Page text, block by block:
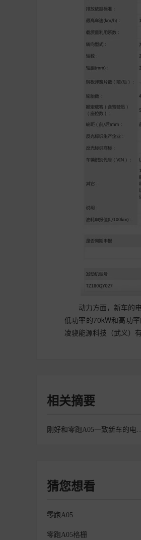
动力方面，新车的
低功率的70kW和高功
凌骁能源科技（武义）
相关摘要
刚好和零跑A05一致
猜您想看
零跑A05
零跑A05格栅